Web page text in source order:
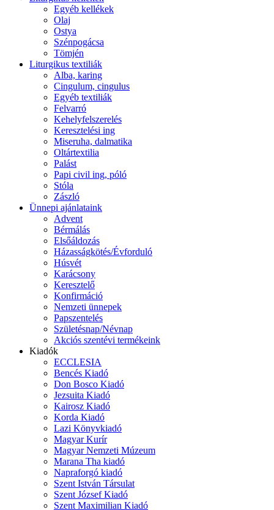
Egyéb kellékek
Olaj
Ostya
Szénpogácsa
Tömjén
Liturgikus textiliák
Alba, karing
Cingulum, cingulus
Egyéb textiliák
Felvarró
Kehelyfelszerelés
Keresztelési ing
Miseruha, dalmatika
Oltártextilia
Palást
Papi civil ing, póló
Stóla
Zászló
Ünnepi ajánlataink
Advent
Bérmálás
Elsőáldozás
Házasságkötés/Évforduló
Húsvét
Karácsony
Keresztelő
Konfirmáció
Nemzeti ünnepek
Papszentelés
Születésnap/Névnap
Akciós szentévi termékeink
Kiadók
ECCLESIA
Bencés Kiadó
Don Bosco Kiadó
Jezsuita Kiadó
Kairosz Kiadó
Korda Kiadó
Lazi Könyvkiadó
Magyar Kurír
Magyar Nemzeti Múzeum
Marana Tha kiadó
Napraforgó kiadó
Szent István Társulat
Szent József Kiadó
Szent Maximilian Kiadó